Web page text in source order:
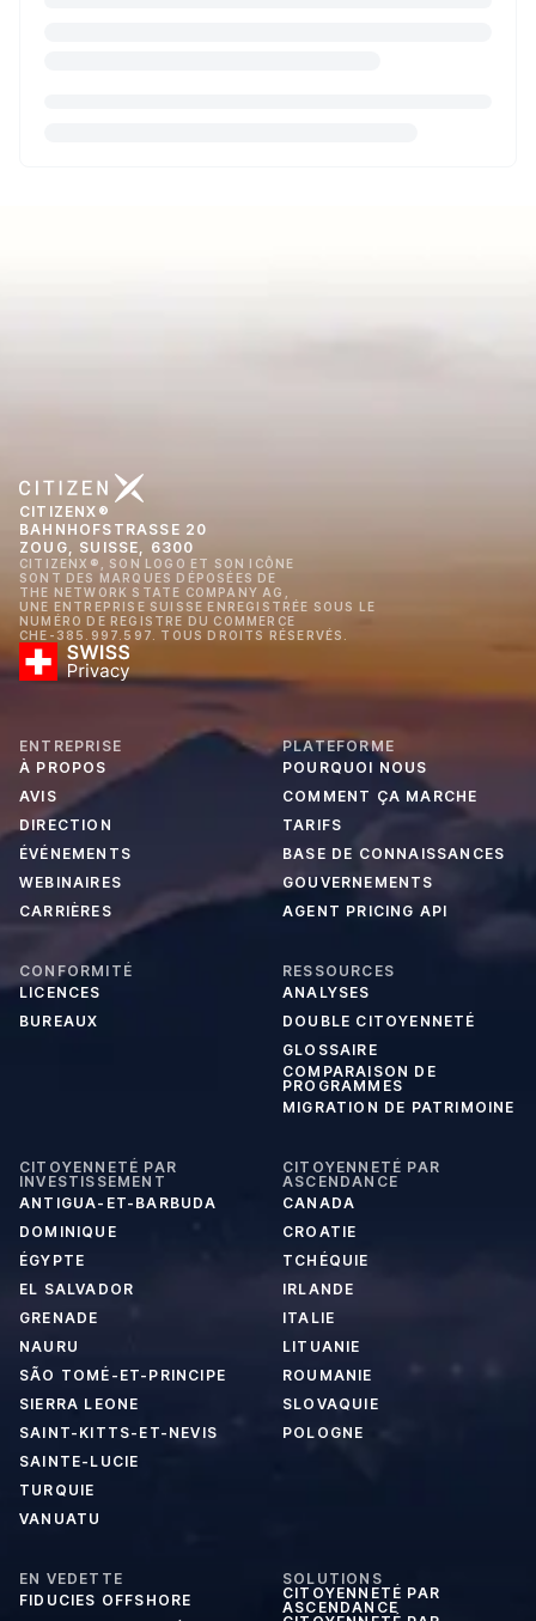
CITIZENX®
BAHNHOFSTRASSE 20
ZOUG, SUISSE, 6300
CITIZENX®, SON LOGO ET SON ICÔNE
SONT DES MARQUES DÉPOSÉES DE
THE NETWORK STATE COMPANY AG,
UNE ENTREPRISE SUISSE ENREGISTRÉE SOUS LE
NUMÉRO DE REGISTRE DU COMMERCE
CHE-385.997.597. TOUS DROITS RÉSERVÉS.
ENTREPRISE
À PROPOS
AVIS
DIRECTION
ÉVÉNEMENTS
WEBINAIRES
CARRIÈRES
PLATEFORME
POURQUOI NOUS
COMMENT ÇA MARCHE
TARIFS
BASE DE CONNAISSANCES
GOUVERNEMENTS
AGENT PRICING API
CONFORMITÉ
LICENCES
BUREAUX
RESSOURCES
ANALYSES
DOUBLE CITOYENNETÉ
GLOSSAIRE
COMPARAISON DE
PROGRAMMES
MIGRATION DE PATRIMOINE
CITOYENNETÉ PAR
INVESTISSEMENT
ANTIGUA-ET-BARBUDA
DOMINIQUE
ÉGYPTE
EL SALVADOR
GRENADE
NAURU
SÃO TOMÉ-ET-PRINCIPE
SIERRA LEONE
SAINT-KITTS-ET-NEVIS
SAINTE-LUCIE
TURQUIE
VANUATU
CITOYENNETÉ PAR
ASCENDANCE
CANADA
CROATIE
TCHÉQUIE
IRLANDE
ITALIE
LITUANIE
ROUMANIE
SLOVAQUIE
POLOGNE
EN VEDETTE
FIDUCIES OFFSHORE
SOLUTIONS
CITOYENNETÉ PAR
ASCENDANCE